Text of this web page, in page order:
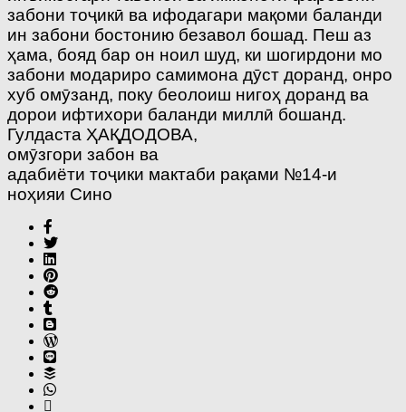
забони тоҷикӣ ва ифодагари мақоми баланди
ин забони бостонию безавол бошад. Пеш аз
ҳама, бояд бар он ноил шуд, ки шогирдони мо
забони модариро самимона дӯст доранд, онро
хуб омӯзанд, поку беолоиш нигоҳ доранд ва
дорои ифтихори баланди миллӣ бошанд.
Гулдаста ҲАҚДОДОВА,
омӯзгори забон ва
адабиёти тоҷики мактаби рақами №14-и
ноҳияи Сино